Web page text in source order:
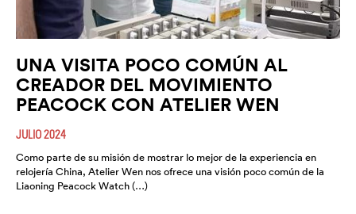
UNA VISITA POCO COMÚN AL
CREADOR DEL MOVIMIENTO
PEACOCK CON ATELIER WEN
JULIO 2024
Como parte de su misión de mostrar lo mejor de la experiencia en
relojería China, Atelier Wen nos ofrece una visión poco común de la
Liaoning Peacock Watch (…)